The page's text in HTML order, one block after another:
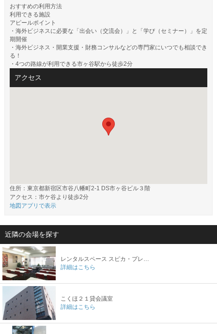
おすすめの利用方法
利用できる施設
アピールポイント
・海外ビジネスに必要な「出会い（交流会）」と「学び（セミナー）」を定
期開催
・海外ビジネス・開業支援・財務コンサルなどの専門家にいつでも相談でき
る！
・4つの路線が利用できる市ヶ谷駅から徒歩2分
アクセス
住所：東京都新宿区市谷八幡町2-1 DS市ヶ谷ビル３階
アクセス：市ケ谷より徒歩2分
地図アプリで表示
近隣の会場を探す
詳細はこちら
こくほ２１貸会議室
詳細はこちら